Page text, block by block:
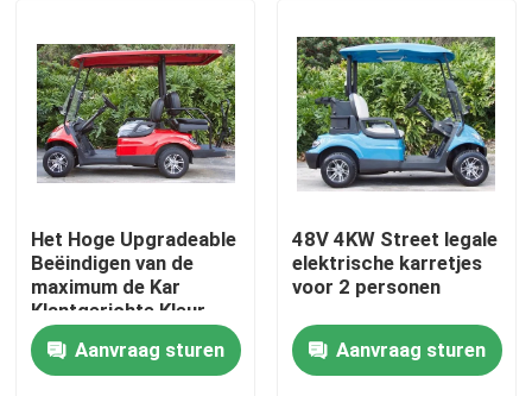
Huis
Het Hoge Upgradeable
Beëindigen van de
maximum de Kar
Klantgerichte Kleur
van het
Snelheids30mph
Elektrische Golf
Aanvraag sturen
48V 4KW Street legale
elektrische karretjes
voor 2 personen
Aanvraag sturen